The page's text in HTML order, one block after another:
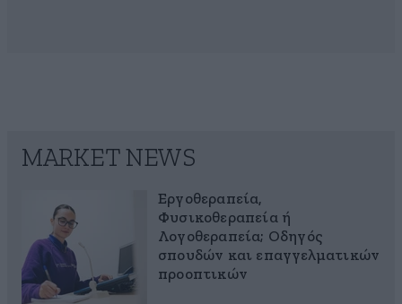
MARKET NEWS
Εργοθεραπεία,
Φυσικοθεραπεία ή
Λογοθεραπεία; Οδηγός
σπουδών και επαγγελματικών
προοπτικών